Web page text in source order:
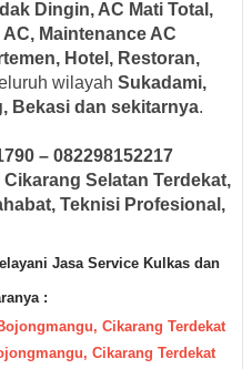
Dingin, AC Mati Total,
Maintenance AC
Hotel, Restoran,
wilayah Sukadami,
Bekasi dan sekitarnya.
– 082298152217
Selatan Terdekat,
Teknisi Profesional,
elayani Jasa Service Kulkas dan
:
Cikarang Terdekat
Cikarang Terdekat